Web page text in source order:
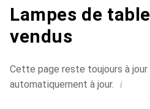
Lampes de
vendus
Cette page reste toujours à
automatiquement à jour. i